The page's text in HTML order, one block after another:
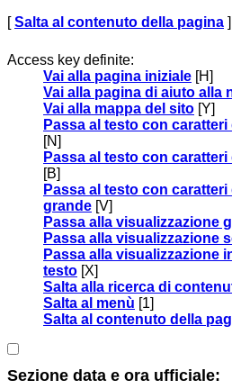
[Salta al contenuto della pagina ]
Access key definite:
Vai alla pagina iniziale [H]
Vai alla pagina di aiuto alla
Vai alla mappa del sito [Y]
Passa al testo con
[N]
Passa al testo con
[B]
Passa al testo con
grande [V]
Passa alla visualizzazione
Passa alla visualizzazione
Passa alla visualizzazione
testo [X]
Salta alla ricerca di
Salta al menù [1]
Salta al contenuto della
Sezione data e ora ufficiale: